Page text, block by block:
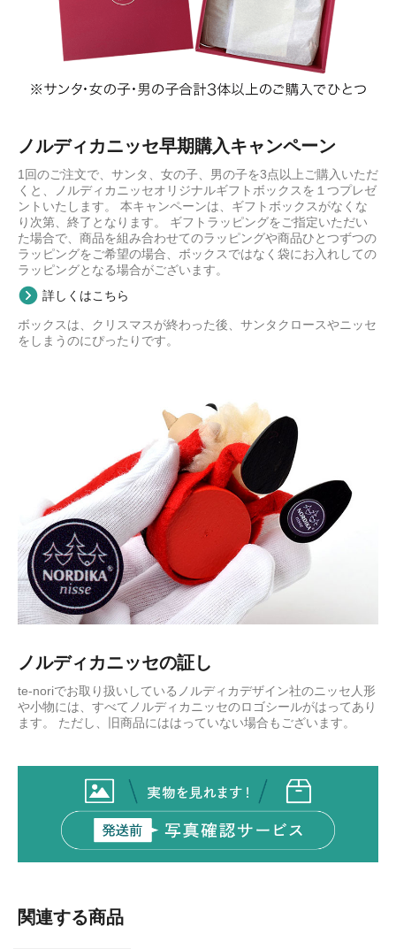
ノルディカニッセ早期購入キャンペーン
1回のご注文で、サンタ、女の子、男の子を3点以上ご購入いただ
くと、ノルディカニッセオリジナルギフトボックスを１つプレゼ
ントいたします。 本キャンペーンは、ギフトボックスがなくな
り次第、終了となります。 ギフトラッピングをご指定いただい
た場合で、商品を組み合わせてのラッピングや商品ひとつずつの
ラッピングをご希望の場合、ボックスではなく袋にお入れしての
ラッピングとなる場合がございます。
詳しくはこちら
ボックスは、クリスマスが終わった後、サンタクロースやニッセ
をしまうのにぴったりです。
ノルディカニッセの証し
te-noriでお取り扱いしているノルディカデザイン社のニッセ人形
や小物には、すべてノルディカニッセのロゴシールがはってあり
ます。 ただし、旧商品にははっていない場合もございます。
関連する商品